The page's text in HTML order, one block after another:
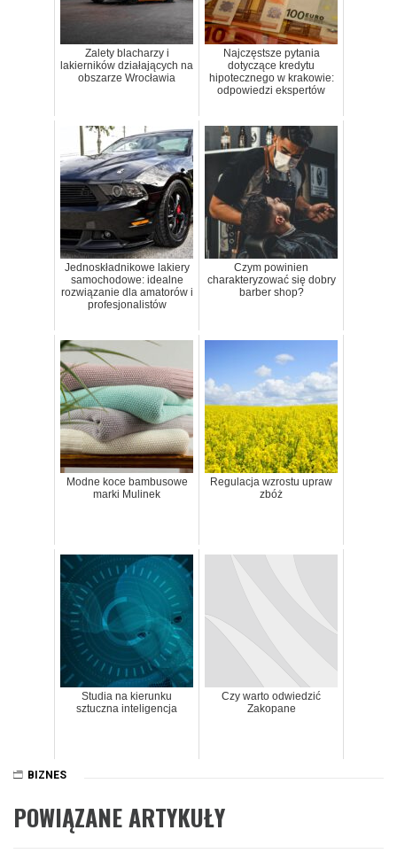
Zalety blacharzy i
lakierników działających na
obszarze Wrocławia
Najczęstsze pytania
dotyczące kredytu
hipotecznego w krakowie:
odpowiedzi ekspertów
Jednoskładnikowe lakiery
samochodowe: idealne
rozwiązanie dla amatorów i
profesjonalistów
Czym powinien
charakteryzować się dobry
barber shop?
Modne koce bambusowe
marki Mulinek
Regulacja wzrostu upraw
zbóż
Studia na kierunku
sztuczna inteligencja
Czy warto odwiedzić
Zakopane
BIZNES
POWIĄZANE ARTYKUŁY